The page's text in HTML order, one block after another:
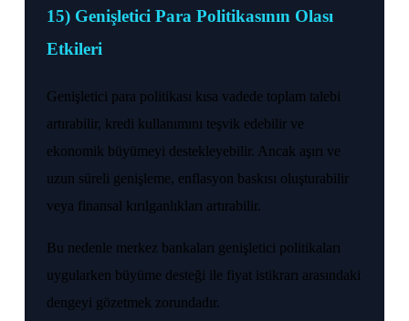
15) Genişletici Para Politikasının Olası
Etkileri
Genişletici para politikası kısa vadede toplam talebi
artırabilir, kredi kullanımını teşvik edebilir ve
ekonomik büyümeyi destekleyebilir. Ancak aşırı ve
uzun süreli genişleme, enflasyon baskısı oluşturabilir
veya finansal kırılganlıkları artırabilir.
Bu nedenle merkez bankaları genişletici politikaları
uygularken büyüme desteği ile fiyat istikrarı arasındaki
dengeyi gözetmek zorundadır.